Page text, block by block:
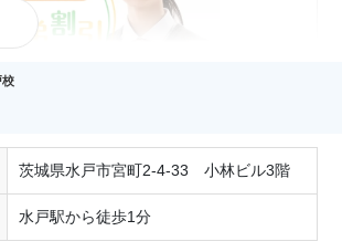
の場合
常2万円→
全額免除
の方から20%割引
校
茨城県水戸市宮町2-4-33 小林ビル3階
水戸駅から徒歩1分